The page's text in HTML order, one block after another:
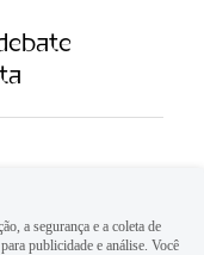
a segurança e a coleta de
publicidade e análise. Você